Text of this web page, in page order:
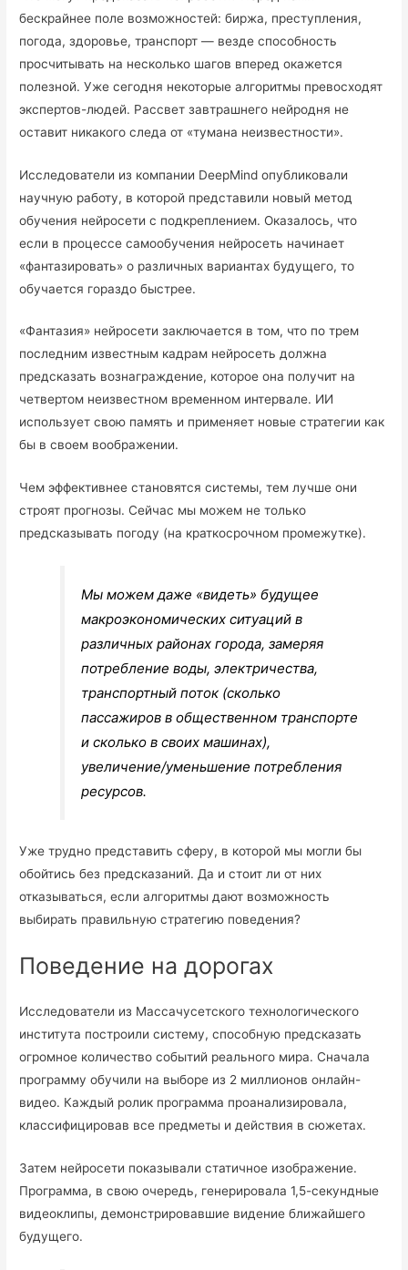
бескрайнее поле возможностей: биржа, преступления,
погода, здоровье, транспорт — везде способность
просчитывать на несколько шагов вперед окажется
полезной. Уже сегодня некоторые алгоритмы превосходят
экспертов-людей. Рассвет завтрашнего нейродня не
оставит никакого следа от «тумана неизвестности».
Исследователи из компании DeepMind опубликовали
научную работу, в которой представили новый метод
обучения нейросети с подкреплением. Оказалось, что
если в процессе самообучения нейросеть начинает
«фантазировать» о различных вариантах будущего, то
обучается гораздо быстрее.
«Фантазия» нейросети заключается в том, что по трем
последним известным кадрам нейросеть должна
предсказать вознаграждение, которое она получит на
четвертом неизвестном временном интервале. ИИ
использует свою память и применяет новые стратегии как
бы в своем воображении.
Чем эффективнее становятся системы, тем лучше они
строят прогнозы. Сейчас мы можем не только
предсказывать погоду (на краткосрочном промежутке).
Мы можем даже «видеть» будущее
макроэкономических ситуаций в
различных районах города, замеряя
потребление воды, электричества,
транспортный поток (сколько
пассажиров в общественном транспорте
и сколько в своих машинах),
увеличение/уменьшение потребления
ресурсов.
Уже трудно представить сферу, в которой мы могли бы
обойтись без предсказаний. Да и стоит ли от них
отказываться, если алгоритмы дают возможность
выбирать правильную стратегию поведения?
Поведение на дорогах
Исследователи из Массачусетского технологического
института построили систему, способную предсказать
огромное количество событий реального мира. Сначала
программу обучили на выборе из 2 миллионов онлайн-
видео. Каждый ролик программа проанализировала,
классифицировав все предметы и действия в сюжетах.
Затем нейросети показывали статичное изображение.
Программа, в свою очередь, генерировала 1,5-секундные
видеоклипы, демонстрировавшие видение ближайшего
будущего.